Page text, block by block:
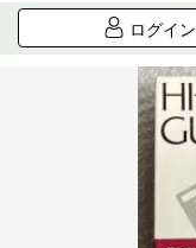
ログイン